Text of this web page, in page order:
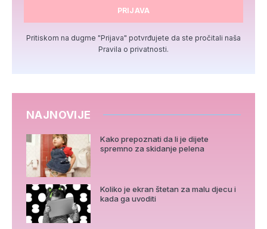
PRIJAVA
Pritiskom na dugme "Prijava" potvrđujete da ste pročitali naša
Pravila o privatnosti.
NAJNOVIJE
Kako prepoznati da li je dijete
spremno za skidanje pelena
Koliko je ekran štetan za malu djecu i
kada ga uvoditi